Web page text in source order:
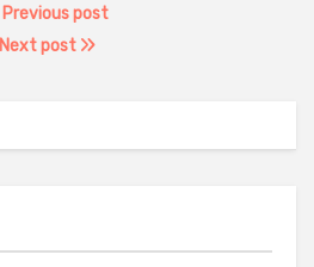
Previous post
Next post